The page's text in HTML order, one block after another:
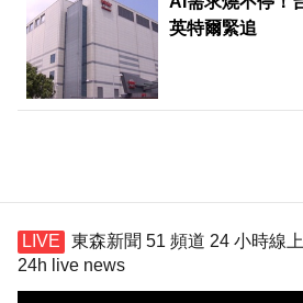
英特爾緊追
東森新聞 51 頻道 24 小時線
24h live news